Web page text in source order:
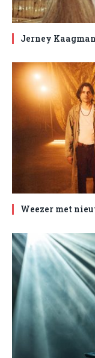
Jerney
Weezer met